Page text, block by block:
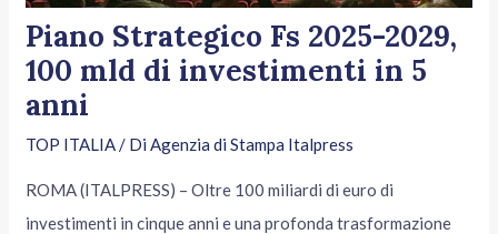
Piano Strategico Fs 2025-2029,
100 mld di investimenti in 5
anni
TOP ITALIA/ DiAgenzia di Stampa Italpress
ROMA (ITALPRESS) – Oltre 100 miliardi di euro di
investimenti in cinque anni e una profonda trasformazione